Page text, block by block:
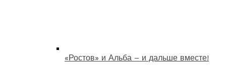
«Ростов» и Альба – и дальше вместе!